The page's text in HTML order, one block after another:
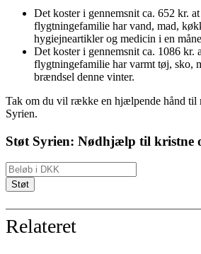
Det koster i gennemsnit ca. 652 kr.
flygtningefamilie har vand, mad,
hygiejneartikler og medicin i en
Det koster i gennemsnit ca. 1086 kr.
flygtningefamilie har varmt tøj, sko,
brændsel denne vinter.
Tak om du vil række en hjælpende hånd til
Syrien.
Støt Syrien: Nødhjælp til kristne
Relateret